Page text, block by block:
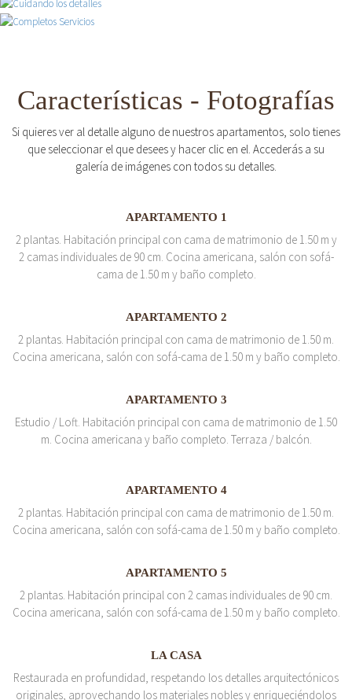
Características - Fotografías
Si quieres ver al detalle alguno de nuestros apartamentos, solo tienes
que seleccionar el que desees y hacer clic en el. Accederás a su
galería de imágenes con todos su detalles.
APARTAMENTO 1
2 plantas. Habitación principal con cama de matrimonio de 1.50 m y
2 camas individuales de 90 cm. Cocina americana, salón con sofá-
cama de 1.50 m y baño completo.
APARTAMENTO 2
2 plantas. Habitación principal con cama de matrimonio de 1.50 m.
Cocina americana, salón con sofá-cama de 1.50 m y baño completo.
APARTAMENTO 3
Estudio / Loft. Habitación principal con cama de matrimonio de 1.50
m. Cocina americana y baño completo. Terraza / balcón.
APARTAMENTO 4
2 plantas. Habitación principal con cama de matrimonio de 1.50 m.
Cocina americana, salón con sofá-cama de 1.50 m y baño completo.
APARTAMENTO 5
2 plantas. Habitación principal con 2 camas individuales de 90 cm.
Cocina americana, salón con sofá-cama de 1.50 m y baño completo.
LA CASA
Restaurada en profundidad, respetando los detalles arquitectónicos
originales, aprovechando los materiales nobles y enriqueciéndolos